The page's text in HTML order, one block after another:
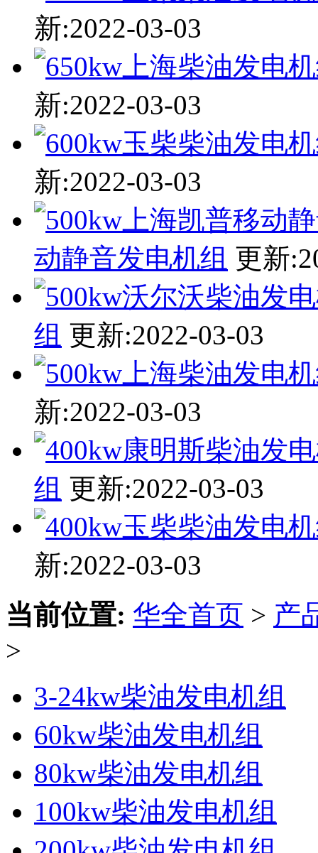
新:2022-03-03
新:2022-03-03
新:2022-03-03
动静音发电机组 更新
组 更新:2022-03-03
新:2022-03-03
组 更新:2022-03-03
新:2022-03-03
当前位置: 华全首页 > 产
>
3-24kw柴油发电机组
60kw柴油发电机组
80kw柴油发电机组
100kw柴油发电机组